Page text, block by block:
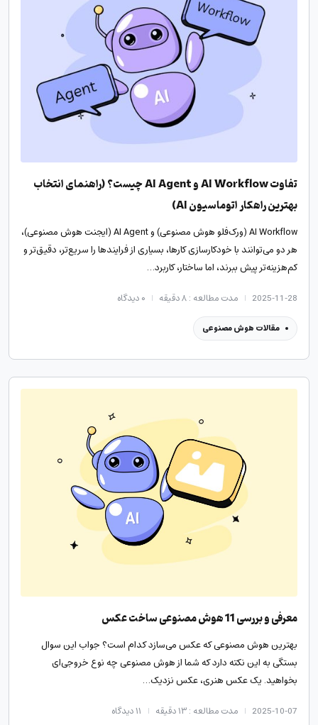
تفاوت AI Workflow و AI Agent چیست؟ (راهنمای انتخاب
بهترین راهکار اتوماسیون AI)
AI Workflow (ورک‌فلو هوش مصنوعی) و AI Agent (ایجنت هوش مصنوعی)،
هر دو می‌توانند با خودکارسازی کارها، بسیاری از فرایندها را سریع‌تر، دقیق‌تر و
کم‌هزینه‌تر پیش ببرند، اما ساختار، کاربرد…
2025-11-28 مدت مطالعه : ۸ دقیقه ۰دیدگاه
مقالات هوش مصنوعی
معرفی و بررسی 11 هوش مصنوعی ساخت عکس
بهترین هوش مصنوعی که عکس می‌سازد کدام است؟ جواب این سوال
بستگی به این نکته دارد که شما از هوش مصنوعی چه نوع خروجی‌ای
بخواهید. یک عکس هنری، عکس نزدیک…
2025-10-07 مدت مطالعه : ۱۳ دقیقه ۱۱دیدگاه